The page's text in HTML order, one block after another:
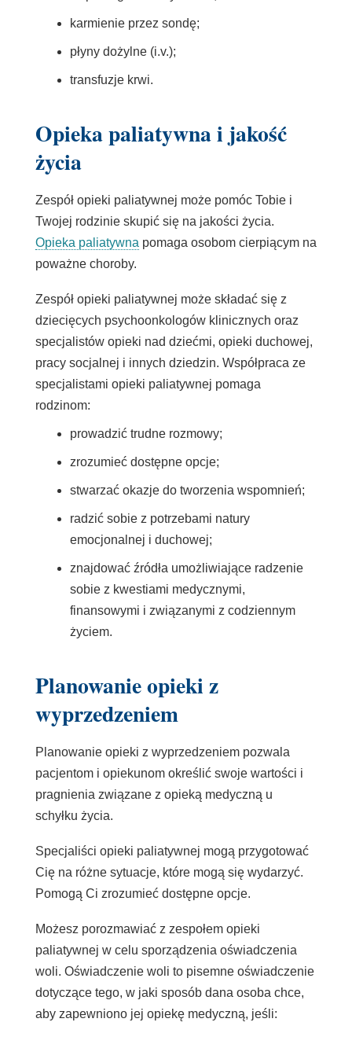
karmienie przez sondę;
płyny dożylne (i.v.);
transfuzje krwi.
Opieka paliatywna i jakość
życia
Zespół opieki paliatywnej może pomóc Tobie i
Twojej rodzinie skupić się na jakości życia.
Opieka paliatywna pomaga osobom cierpiącym na
poważne choroby.
Zespół opieki paliatywnej może składać się z
dziecięcych psychoonkologów klinicznych oraz
specjalistów opieki nad dziećmi, opieki duchowej,
pracy socjalnej i innych dziedzin. Współpraca ze
specjalistami opieki paliatywnej pomaga
rodzinom:
prowadzić trudne rozmowy;
zrozumieć dostępne opcje;
stwarzać okazje do tworzenia wspomnień;
radzić sobie z potrzebami natury
emocjonalnej i duchowej;
znajdować źródła umożliwiające radzenie
sobie z kwestiami medycznymi,
finansowymi i związanymi z codziennym
życiem.
Planowanie opieki z
wyprzedzeniem
Planowanie opieki z wyprzedzeniem pozwala
pacjentom i opiekunom określić swoje wartości i
pragnienia związane z opieką medyczną u
schyłku życia.
Specjaliści opieki paliatywnej mogą przygotować
Cię na różne sytuacje, które mogą się wydarzyć.
Pomogą Ci zrozumieć dostępne opcje.
Możesz porozmawiać z zespołem opieki
paliatywnej w celu sporządzenia oświadczenia
woli. Oświadczenie woli to pisemne oświadczenie
dotyczące tego, w jaki sposób dana osoba chce,
aby zapewniono jej opiekę medyczną, jeśli: